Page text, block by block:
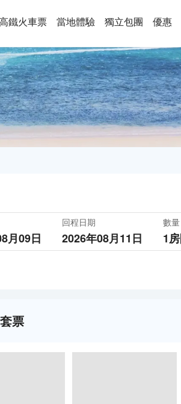
鐵火車票 當地體驗 獨立包團 優惠
月09日
回程日期
2026年08月11日
數量
1
票